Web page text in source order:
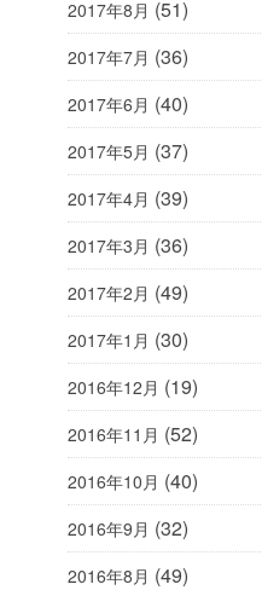
2017年8月 (51)
2017年7月 (36)
2017年6月 (40)
2017年5月 (37)
2017年4月 (39)
2017年3月 (36)
2017年2月 (49)
2017年1月 (30)
2016年12月 (19)
2016年11月 (52)
2016年10月 (40)
2016年9月 (32)
2016年8月 (49)